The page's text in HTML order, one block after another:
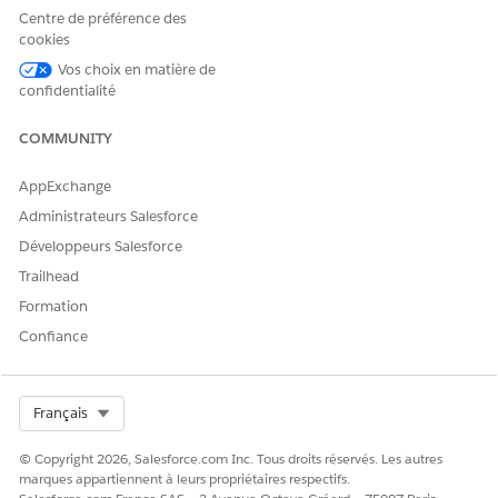
les comptes.
Dites-nous ce que nous pouvons améliorer !
Centre de préférence des
cookies
Vos choix en matière de
confidentialité
COMMUNITY
AppExchange
Administrateurs Salesforce
Développeurs Salesforce
Trailhead
Formation
Confiance
Français
© Copyright 2026, Salesforce.com Inc. Tous droits réservés. Les autres
marques appartiennent à leurs propriétaires respectifs.